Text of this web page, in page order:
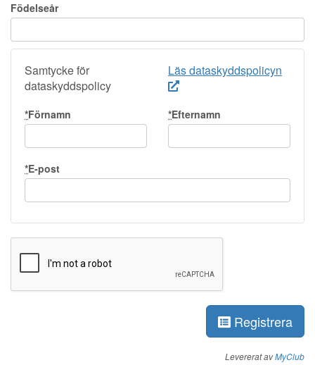
Födelseår
Samtycke för
dataskyddspolicy
Läs dataskyddspolicyn
*Förnamn *Efternamn
*E-post
Registrera
Levererat avMyClub